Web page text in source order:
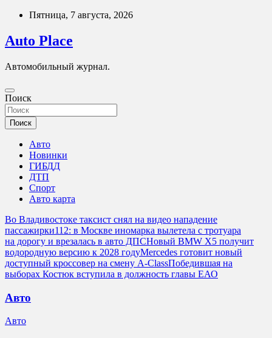
Перейти
содержимому
Пятница, 7 августа, 2026
Auto Place
Автомобильный журнал.
Поиск
Поиск
Авто
Новинки
ГИБДД
ДТП
Спорт
Авто карта
Во Владивостоке таксист снял на видео нападение
пассажирки112: в Москве иномарка вылетела с тротуара
на дорогу и врезалась в авто ДПСНовый BMW X5 получит
водородную версию к 2028 годуMercedes готовит новый
доступный кроссовер на смену A-ClassПобедившая на
выборах Костюк вступила в должность главы ЕАО
Авто
Авто